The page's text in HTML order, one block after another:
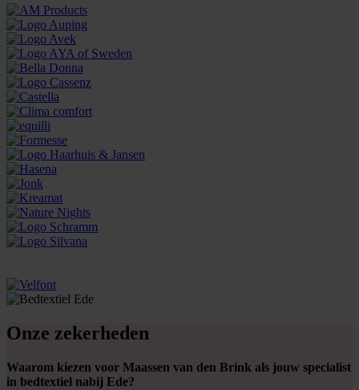
Onze zekerheden
Waarom kiezen voor Maassen van den Brink als jouw specialist
in bedtextiel nabij Ede?